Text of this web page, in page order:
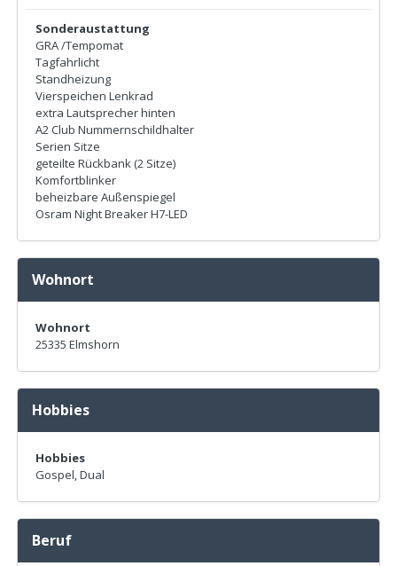
Sonderaustattung
GRA /Tempomat
Tagfahrlicht
Standheizung
Vierspeichen Lenkrad
extra Lautsprecher hinten
A2 Club Nummernschildhalter
Serien Sitze
geteilte Rückbank (2 Sitze)
Komfortblinker
beheizbare Außenspiegel
Osram Night Breaker H7-LED
Wohnort
Wohnort
25335 Elmshorn
Hobbies
Hobbies
Gospel, Dual
Beruf